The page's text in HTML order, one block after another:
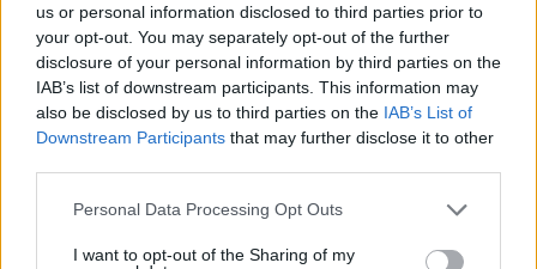
us or personal information disclosed to third parties prior to
your opt-out. You may separately opt-out of the further
disclosure of your personal information by third parties on the
IAB’s list of downstream participants. This information may
also be disclosed by us to third parties on the IAB’s List of
Downstream Participants that may further disclose it to other
Please note that this website/app uses one or more Google
not limited to your visit or usage behaviour. You may click to
Personal Data Processing Opt Outs
I want to opt-out of the Sharing of my